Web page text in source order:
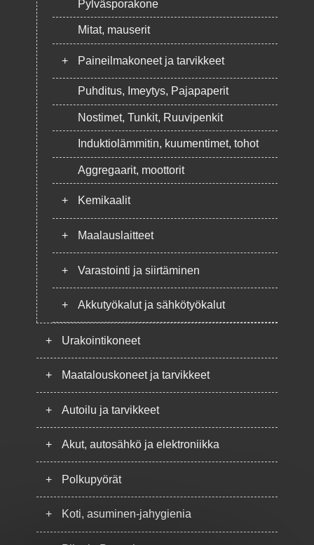
Pylväsporakone
Mitat, mauserit
+ Paineilmakoneet ja tarvikkeet
Puhditus, Imeytys, Pajapaperit
Nostimet, Tunkit, Ruuvipenkit
Induktiolämmitin, kuumentimet, tohot
Aggregaarit, moottorit
+ Kemikaalit
+ Maalauslaitteet
+ Varastointi ja siirtäminen
+ Akkutyökalut ja sähkötyökalut
+ Urakointikoneet
+ Maatalouskoneet ja tarvikkeet
+ Autoilu ja tarvikkeet
+ Akut, autosähkö ja elektroniikka
+ Polkupyörät
+ Koti, asuminen-jahygienia